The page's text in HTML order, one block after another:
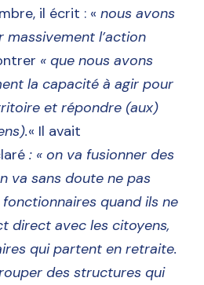
il écrit : «nous avons
massivement l’action
« que nous avons
la capacité à agir pour
et répondre (aux)
« Il avait
: « on va fusionner des
va sans doute ne pas
quand ils ne
direct avec les citoyens,
qui partent en retraite.
des structures qui